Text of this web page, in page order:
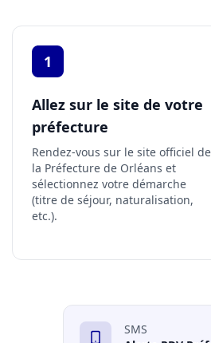
1
Allez sur le site de votre
préfecture
Rendez-vous sur le site officiel de
la Préfecture de Orléans et
sélectionnez votre démarche
(titre de séjour, naturalisation,
etc.).
SMS